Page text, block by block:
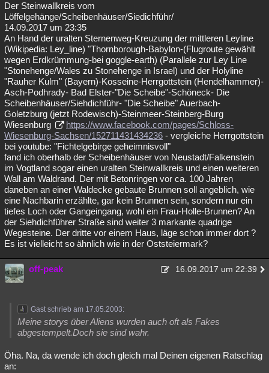
Der Steinwallkreis vom
Löffelgehänge/Scheibenhäuser/Siedichführ/
14.09.2017 um 23:35
An Hand der uralten Sternenweg-Kreuzung der mittleren Leyline
(Wikipedia: Ley_line) "Thornborough-Babylon-(Flugroute gewählt
wegen Erdkrümmung-bei goggle-earth) (Parallele zur Ley Line
"Stonehenge/Wales zu Stonehenge in Israel) und der Holyline
"Rauher Kulm" (Bayern)-Kosseine-Herrgottstein (Hendelhammer)-
Asch-Podhrady- Bad Elster-"Die Scheibe"-Schöneck- Die
Scheibenhäuser/Siehdichführ- "Die Scheibe" Auerbach-
Goletzburg (jetzt Rodewisch)-Steinmeer-Steinberg-Burg
Wiesenburg
https://www.facebook.com/pages/Schloss-
Wiesenburg-Sachsen/152711431434236 - vergleiche Herrgottstein
bei youtube: "Fichtelgebirge geheimnisvoll"
fand ich oberhalb der Scheibenhäuser von Neustadt/Falkenstein
im Vogtland sogar einen uralten Steinwallkreis und einen weiteren
Wall am Waldrand. Der mit Betonringen vor ca. 100 Jahren
daneben an einer Waldecke gebaute Brunnen soll angeblich, wie
eine Nachbarin erzählte, gar kein Brunnen sein, sondern nur ein
tiefes Loch oder Gangeingang, wohl ein Frau-Holle-Brunnen? An
der Siehdichführer Straße sind weiter 3 markante quadrige
Wegesteine. Der dritte vor einem Haus, läge schon immer dort ?
Es ist vielleicht so ähnlich wie in der Oststeiermark?
off-peak 16.09.2017 um 22:39
Gast schrieb am 17.05.2003:
Meine storys über Aliens wurden auch oft als Fakes
abgestempelt.Doch sie sind wahr.
Öha. Na, da wende ich doch gleich mal Deinen eigenen Ratschlag
an: